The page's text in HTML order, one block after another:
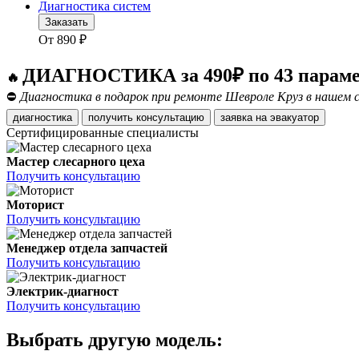
Диагностика систем
Заказать
От 890 ₽
🔥 ДИАГНОСТИКА за 490₽ по 43
⛔ Диагностика в подарок при ремонте Шевроле Круз в нашем
диагностика получить консультацию заявка на эвакуатор
Сертифицированные специалисты
Мастер слесарного цеха
Получить консультацию
Моторист
Получить консультацию
Менеджер отдела запчастей
Получить консультацию
Электрик-диагност
Получить консультацию
Выбрать другую модель: